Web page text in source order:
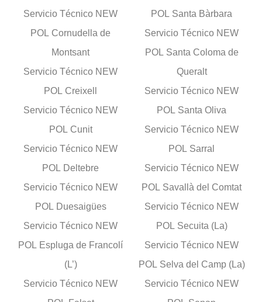
Servicio Técnico NEW
POL Cornudella de
Montsant
Servicio Técnico NEW
POL Creixell
Servicio Técnico NEW
POL Cunit
Servicio Técnico NEW
POL Deltebre
Servicio Técnico NEW
POL Duesaigües
Servicio Técnico NEW
POL Espluga de Francolí
(L’)
Servicio Técnico NEW
POL Santa Bàrbara
Servicio Técnico NEW
POL Santa Coloma de
Queralt
Servicio Técnico NEW
POL Santa Oliva
Servicio Técnico NEW
POL Sarral
Servicio Técnico NEW
POL Savallà del Comtat
Servicio Técnico NEW
POL Secuita (La)
Servicio Técnico NEW
POL Selva del Camp (La)
Servicio Técnico NEW